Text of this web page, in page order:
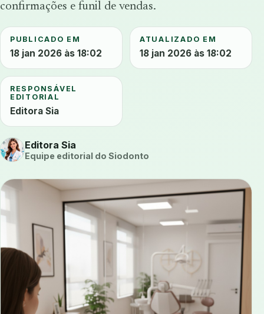
confirmações e funil de vendas.
PUBLICADO EM
18 jan 2026 às 18:02
ATUALIZADO EM
18 jan 2026 às 18:02
RESPONSÁVEL
EDITORIAL
Editora Sia
Editora Sia
Equipe editorial do Siodonto